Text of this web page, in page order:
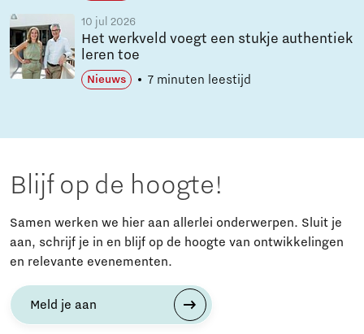
10 jul 2026
Het werkveld voegt een stukje authentiek
leren toe
Nieuws 7 minuten leestijd
Blijf op de hoogte!
Samen werken we hier aan allerlei onderwerpen. Sluit je
aan, schrijf je in en blijf op de hoogte van ontwikkelingen
en relevante evenementen.
Meld je aan